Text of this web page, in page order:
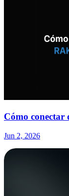
Cómo conectar
Jun 2, 2026